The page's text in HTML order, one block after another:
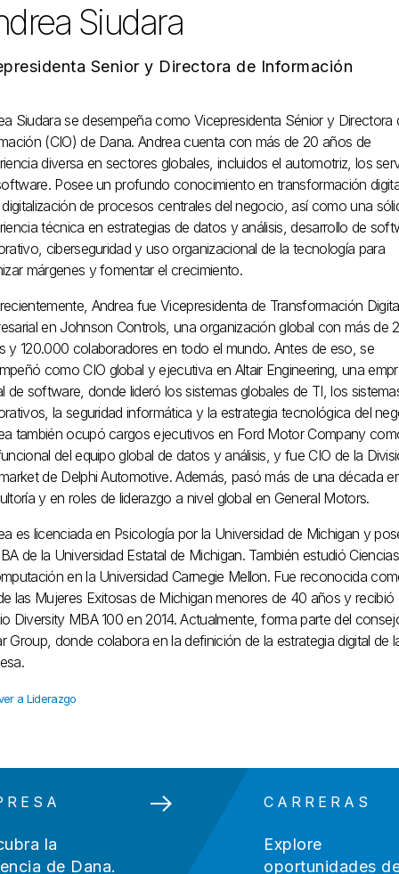
Siudara
Senior y Directora de Información
Siudara se desempeña como Vicepresidenta Sénior y Directora
(CIO) de Dana. Andrea cuenta con más de 20 años de
diversa en sectores globales, incluidos el automotriz, los
Posee un profundo conocimiento en transformación
de procesos centrales del negocio, así como una
técnica en estrategias de datos y análisis, desarrollo de
ciberseguridad y uso organizacional de la tecnología para
márgenes y fomentar el crecimiento.
Andrea fue Vicepresidenta de Transformación
en Johnson Controls, una organización global con más de
y 120.000 colaboradores en todo el mundo. Antes de eso, se
como CIO global y ejecutiva en Altair Engineering, una
de software, donde lideró los sistemas globales de TI, los
la seguridad informática y la estrategia tecnológica del
también ocupó cargos ejecutivos en Ford Motor Company
del equipo global de datos y análisis, y fue CIO de la
de Delphi Automotive. Además, pasó más de una década
y en roles de liderazgo a nivel global en General Motors.
es licenciada en Psicología por la Universidad de Michigan y
de la Universidad Estatal de Michigan. También estudió
en la Universidad Carnegie Mellon. Fue reconocida
las Mujeres Exitosas de Michigan menores de 40 años y recibió
Diversity MBA 100 en 2014. Actualmente, forma parte del
Group, donde colabora en la definición de la estrategia digital de
a Liderazgo
la
de Dana.
CARRERAS
Explore
oportunidades